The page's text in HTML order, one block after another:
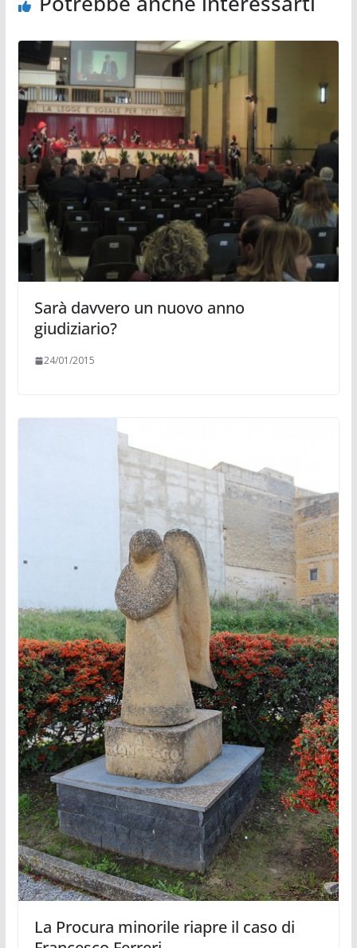
Sarà davvero un nuovo anno
giudiziario?
24/01/2015
La Procura minorile riapre il caso di